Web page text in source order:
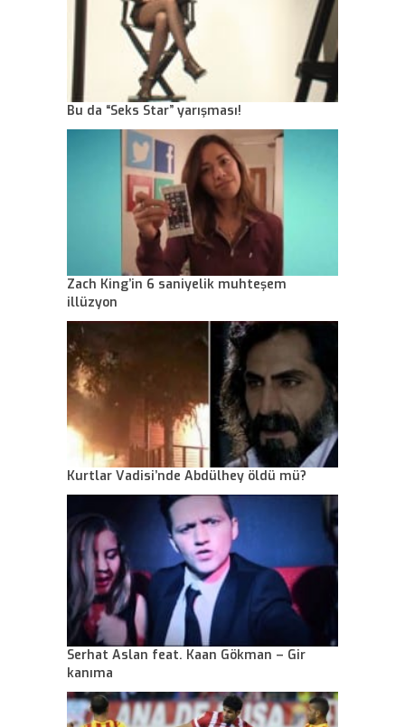
Bu da “Seks Star” yarışması!
Zach King’in 6 saniyelik muhteşem
illüzyon
Kurtlar Vadisi’nde Abdülhey öldü mü?
Serhat Aslan feat. Kaan Gökman – Gir
kanıma